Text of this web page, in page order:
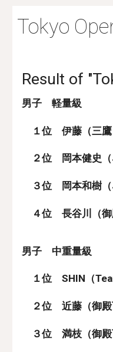
Tokyo
Result of
男子　軽量級
１位　伊藤（三鷹
２位　岡本健史（
３位　岡本和樹（
４位　長谷川（御
男子　中重量級
１位　SHIN（
２位　近藤（御殿
３位　満枝（御殿